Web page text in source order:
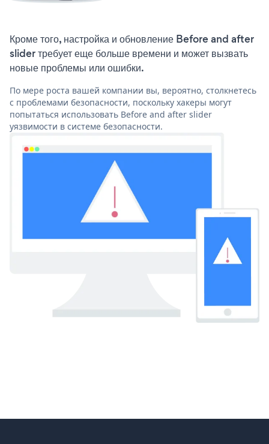
Кроме того, настройка и обновление Before and after
slider требует еще больше времени и может вызвать
новые проблемы или ошибки.
По мере роста вашей компании вы, вероятно, столкнетесь
с проблемами безопасности, поскольку хакеры могут
попытаться использовать Before and after slider
уязвимости в системе безопасности.